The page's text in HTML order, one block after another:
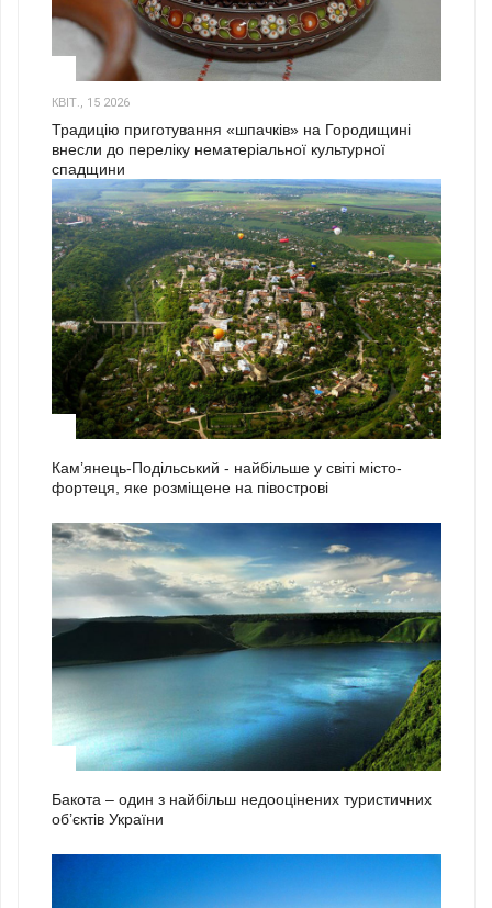
КВІТ., 15 2026
Традицію приготування «шпачків» на Городищині
внесли до переліку нематеріальної культурної
спадщини
Кам’янець-Подільський - найбільше у світі місто-
фортеця, яке розміщене на півострові
Бакота – один з найбільш недооцінених туристичних
об’єктів України